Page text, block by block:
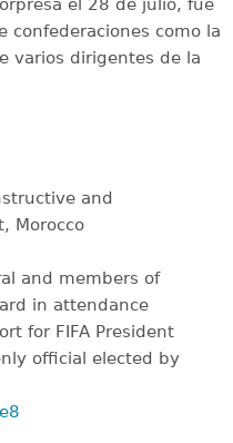
el 28 de julio, fue
confederaciones como la
varios dirigentes de la
and
Morocco
and members of
in attendance
for FIFA President
official elected by